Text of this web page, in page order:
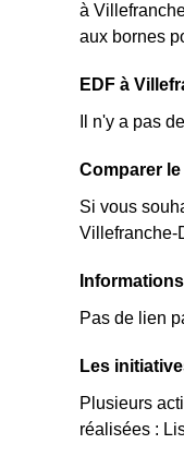
à
aux bornes
EDF à
Il n'y a pas
Comparer
Si vous
Villefranche-
Pas de lien
Les
Plusieurs
réalisées :